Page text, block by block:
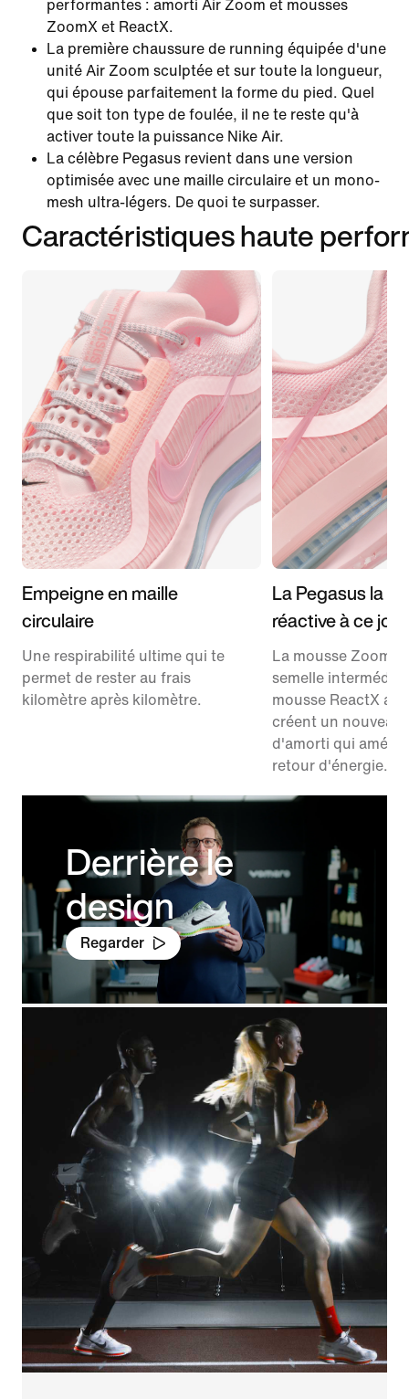
performantes : amorti Air Zoom et mousses
ZoomX et ReactX.
La première chaussure de running équipée d'une
unité Air Zoom sculptée et sur toute la longueur,
qui épouse parfaitement la forme du pied. Quel
que soit ton type de foulée, il ne te reste qu'à
activer toute la puissance Nike Air.
La célèbre Pegasus revient dans une version
optimisée avec une maille circulaire et un mono-
mesh ultra-légers. De quoi te surpasser.
Caractéristiques haute
Empeigne en maille
circulaire
Une respirabilité ultime qui te
permet de rester au frais
kilomètre après kilomètre.
La Pegasus la
réactive à ce jour
La mousse ZoomX
semelle
mousse ReactX au
créent un nouveau
d'amorti qui
retour d'énergie.
Derrière le
design
Regarder